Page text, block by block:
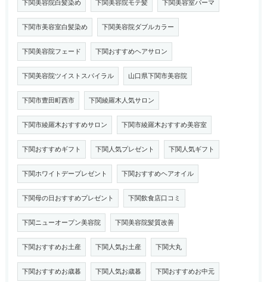
下関美容院白髪染め 下関美容院モテ髪 下関美容室パーマ
下関市美容室白髪染め 下関美容院ダブルカラー
下関美容院フェード 下関おすすめヘアサロン
下関美容院ツイストスパイラル 山口県下関市美容院
下関市豊田町西市 下関綾羅木人気サロン
下関市綾羅木おすすめサロン 下関市綾羅木おすすめ美容室
下関おすすめギフト 下関人気プレゼント 下関人気ギフト
下関ホワイトデープレゼント 下関おすすめヘアオイル
下関母の日おすすめプレゼント 下関飲食店口コミ
下関ニューオープン美容院 下関美容院髪質改善
下関おすすめお土産 下関人気お土産 下関大丸
下関おすすめお歳暮 下関人気お歳暮 下関おすすめお中元